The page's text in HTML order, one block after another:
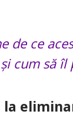
de ce
cum să îl
la